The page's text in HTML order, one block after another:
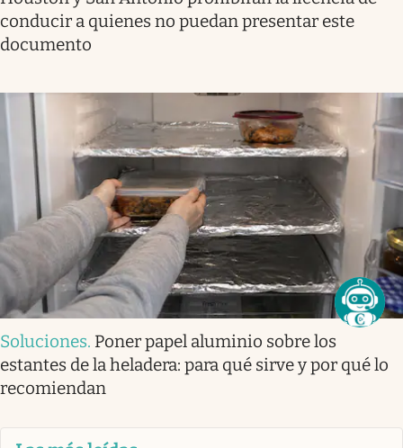
conducir a quienes no puedan presentar este
documento
Soluciones. Poner papel aluminio sobre los
estantes de la heladera: para qué sirve y por qué lo
recomiendan